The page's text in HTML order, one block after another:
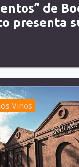
de
presenta
Vinos